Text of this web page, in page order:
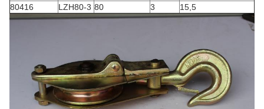
80416
LZH80-3 80 3 15,5